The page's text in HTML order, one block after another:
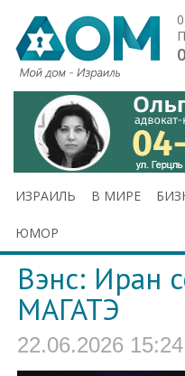
ИЗРАИЛЬ В МИРЕ
ЮМОР
Вэнс: Иран
МАГАТЭ
22.06.2026 15:24